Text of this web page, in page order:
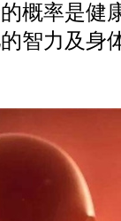
概率是健
智力及身